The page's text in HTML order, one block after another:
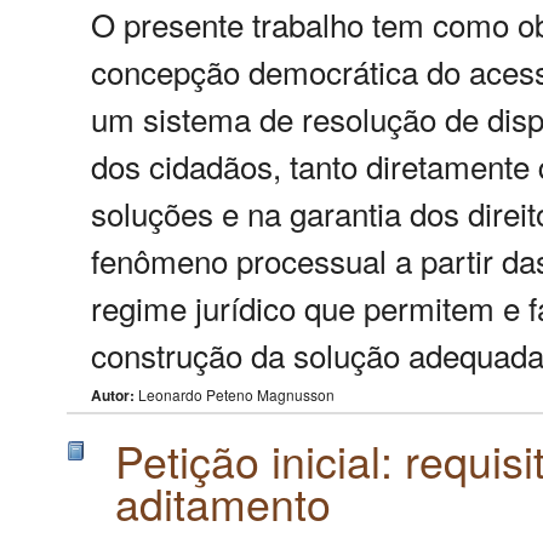
O presente trabalho tem como
concepção democrática do
um sistema de resolução de
dos cidadãos, tanto
soluções e na garantia dos
fenômeno processual a partir
regime jurídico que permitem e
construção da solução
Autor: Leonardo Peteno Magnusson
Petição inicial:
aditamento